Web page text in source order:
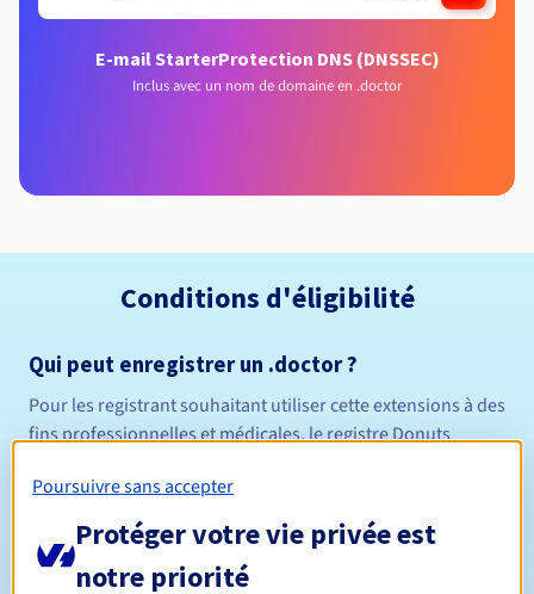
E-mail StarterProtection DNS (DNSSEC)
Inclus avec un nom de domaine en .doctor
Conditions d'éligibilité
Qui peut enregistrer un .doctor ?
Pour les registrant souhaitant utiliser cette extensions à des
fins professionnelles et médicales, le registre Donuts
leur nom de domaine, le registrant devra alors être en
mesure de justifier son éligibilité pour cette extension.
Règles de gestion et notifications
Poursuivre sans accepter
Protéger votre vie privée est
notre priorité